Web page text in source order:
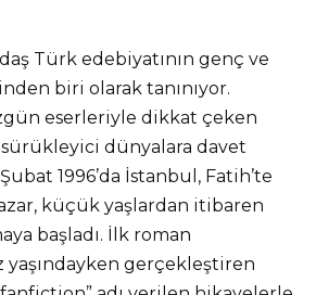
Türk edebiyatının genç ve
biri olarak tanınıyor.
eserleriyle dikkat çeken
sürükleyici dünyalara davet
1996’da İstanbul, Fatih’te
küçük yaşlardan itibaren
başladı. İlk roman
yaşındayken gerçekleştiren